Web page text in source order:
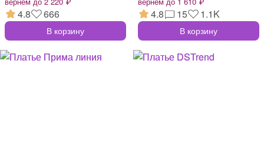
4.8 666
В корзину
4.8 15 1.1K
В корзину